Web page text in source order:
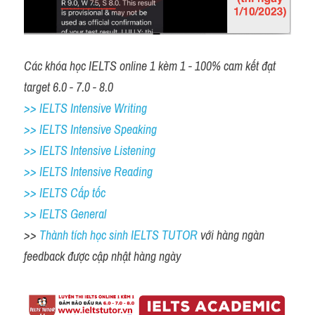
Các khóa học IELTS online 1 kèm 1 - 100% cam kết đạt
target 6.0 - 7.0 - 8.0
>> IELTS Intensive Writing
>> IELTS Intensive Speaking
>> IELTS Intensive Listening
>> IELTS Intensive Reading
>> IELTS Cấp tốc
>> IELTS General
>> Thành tích học sinh IELTS TUTOR với hàng ngàn
feedback được cập nhật hàng ngày